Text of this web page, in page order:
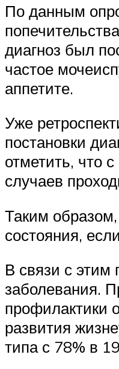
По данным
диагноз был
частое
аппетите.
Уже
постановки
отметить, что
случаев
Таким
состояния,
В связи с
заболевания.
профилактики
развития
типа с 78% в